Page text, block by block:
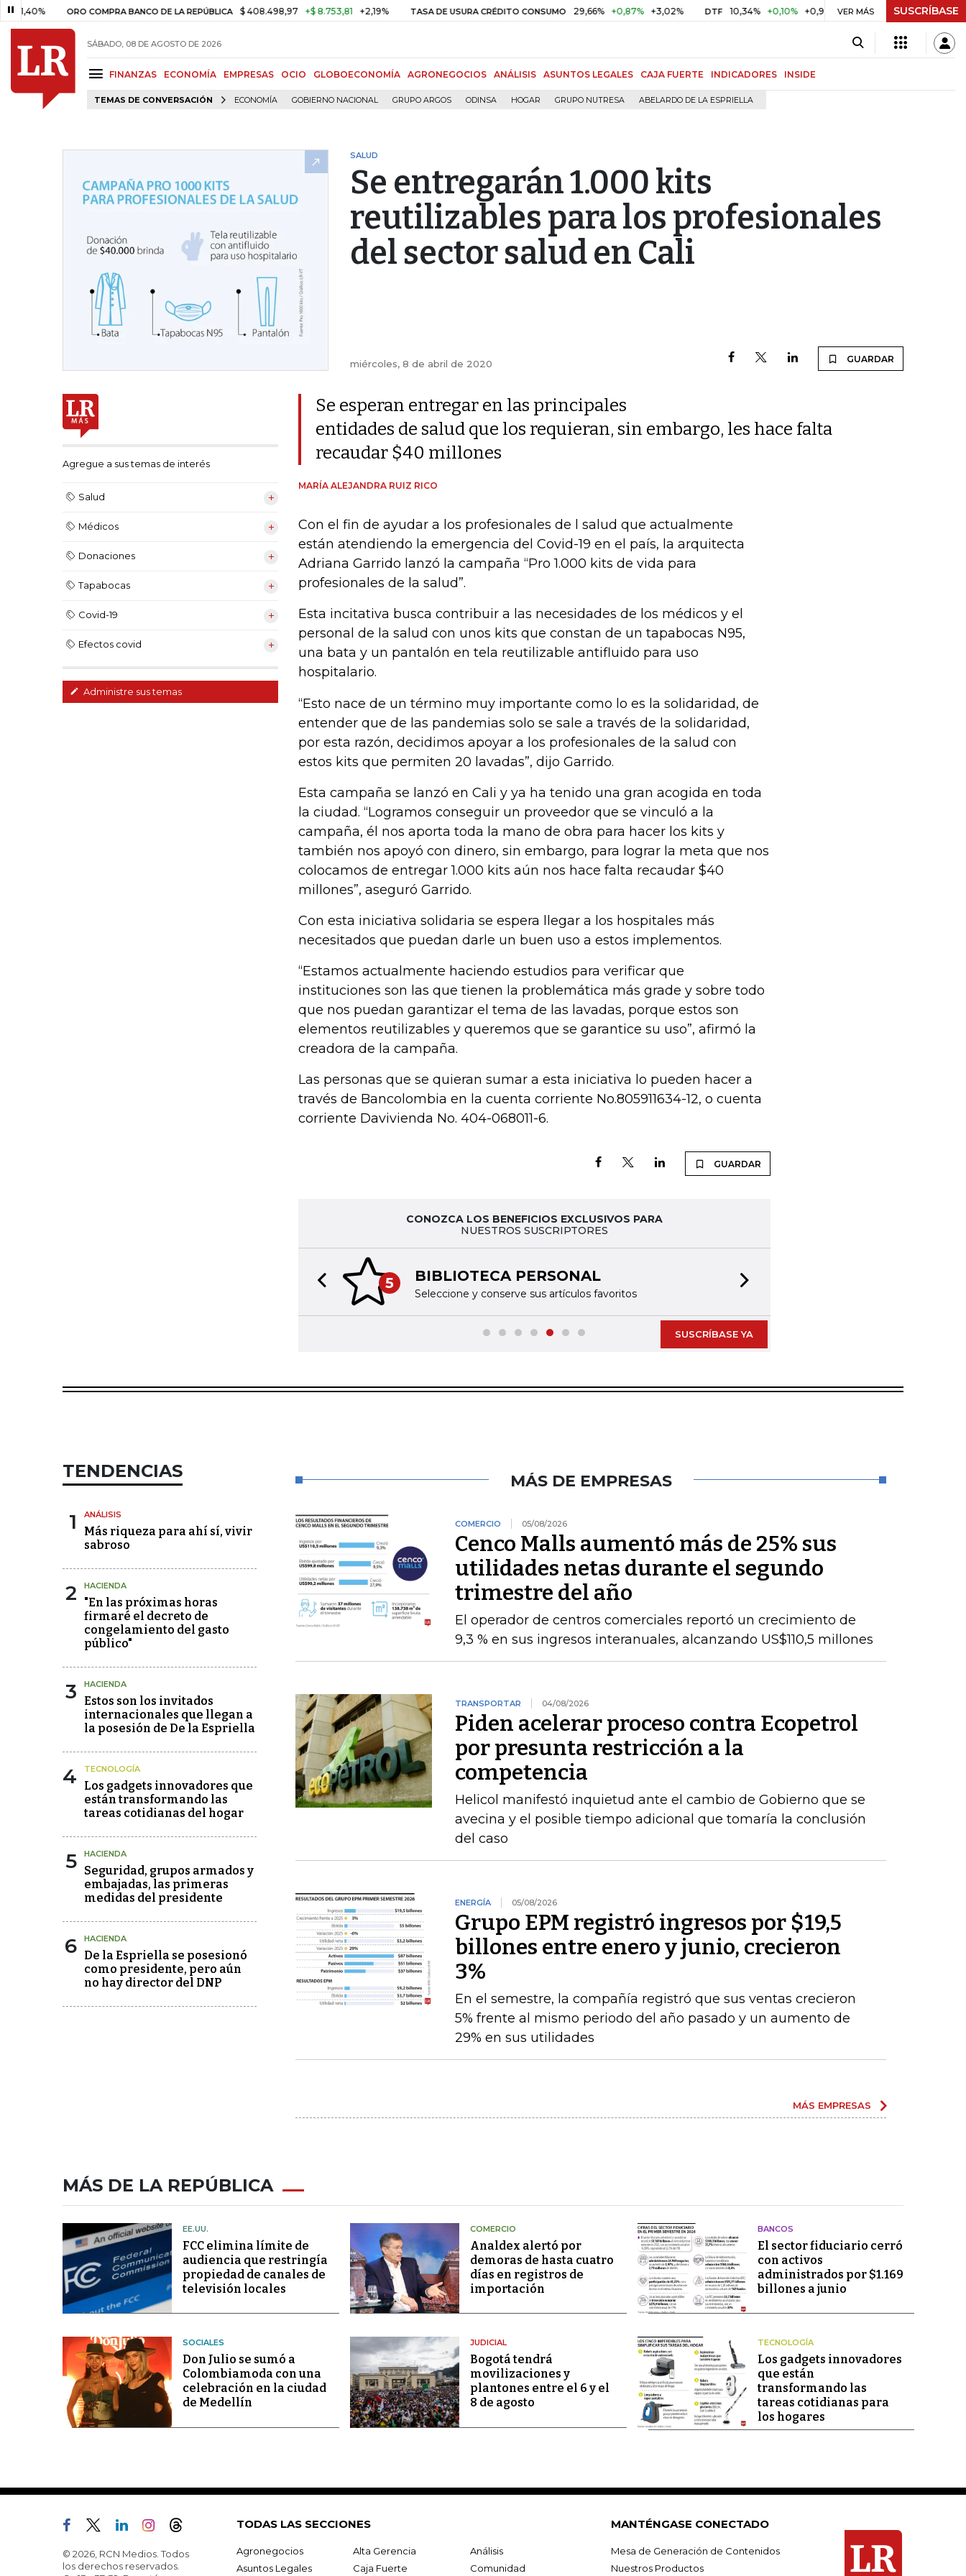
ORO COMPRA BANCO DE LA REPÚBLICA $ 408.498,97 +$ 8.753,81 +2,19% TASA DE USURA CRÉDITO CONSUMO 29,66% +0,87% +3,02% DTF 10,34% +0,10% +0,98% UVR $ 416,96 +$ 0,05 +0,01%
VER MÁS SUSCRÍBASE
SÁBADO, 08 DE AGOSTO DE 2026
FINANZAS ECONOMÍA EMPRESAS OCIO GLOBOECONOMÍA AGRONEGOCIOS ANÁLISIS ASUNTOS LEGALES CAJA FUERTE INDICADORES INSIDE
TEMAS DE CONVERSACIÓN ECONOMÍA GOBIERNO NACIONAL GRUPO ARGOS ODINSA HOGAR GRUPO NUTRESA ABELARDO DE LA ESPRIELLA
SALUD
Se entregarán 1.000 kits
reutilizables para los profesionales
del sector salud en Cali
miércoles, 8 de abril de 2020 GUARDAR
Agregue a sus temas de interés
Salud
Médicos
Donaciones
Tapabocas
Covid-19
Efectos covid
Administre sus temas
Se esperan entregar en las principales
entidades de salud que los requieran, sin embargo, les hace falta
recaudar $40 millones
MARÍA ALEJANDRA RUIZ RICO
Con el fin de ayudar a los profesionales de l salud que actualmente
están atendiendo la emergencia del Covid-19 en el país, la arquitecta
Adriana Garrido lanzó la campaña “Pro 1.000 kits de vida para
profesionales de la salud”.
Esta incitativa busca contribuir a las necesidades de los médicos y el
personal de la salud con unos kits que constan de un tapabocas N95,
una bata y un pantalón en tela reutilizable antifluido para uso
hospitalario.
“Esto nace de un término muy importante como lo es la solidaridad, de
entender que de las pandemias solo se sale a través de la solidaridad,
por esta razón, decidimos apoyar a los profesionales de la salud con
estos kits que permiten 20 lavadas”, dijo Garrido.
Esta campaña se lanzó en Cali y ya ha tenido una gran acogida en toda
la ciudad. “Logramos conseguir un proveedor que se vinculó a la
campaña, él nos aporta toda la mano de obra para hacer los kits y
también nos apoyó con dinero, sin embargo, para lograr la meta que nos
colocamos de entregar 1.000 kits aún nos hace falta recaudar $40
millones”, aseguró Garrido.
Con esta iniciativa solidaria se espera llegar a los hospitales más
necesitados que puedan darle un buen uso a estos implementos.
“Estamos actualmente haciendo estudios para verificar que
instituciones son las que tienen la problemática más grade y sobre todo
que nos puedan garantizar el tema de las lavadas, porque estos son
elementos reutilizables y queremos que se garantice su uso”, afirmó la
creadora de la campaña.
Las personas que se quieran sumar a esta iniciativa lo pueden hacer a
través de Bancolombia en la cuenta corriente No.805911634-12, o cuenta
corriente Davivienda No. 404-068011-6.
GUARDAR
CONOZCA LOS BENEFICIOS EXCLUSIVOS PARA
NUESTROS SUSCRIPTORES
5 BIBLIOTECA PERSONAL
Seleccione y conserve sus artículos favoritos
Previous slide
SUSCRÍBASE YA
TENDENCIAS
1 ANÁLISIS
Más riqueza para ahí sí, vivir
sabroso
2 HACIENDA
"En las próximas horas
firmaré el decreto de
congelamiento del gasto
público"
3 HACIENDA
Estos son los invitados
internacionales que llegan a
la posesión de De la Espriella
4 TECNOLOGÍA
Los gadgets innovadores que
están transformando las
tareas cotidianas del hogar
5 HACIENDA
Seguridad, grupos armados y
embajadas, las primeras
medidas del presidente
6 HACIENDA
De la Espriella se posesionó
como presidente, pero aún
no hay director del DNP
MÁS DE EMPRESAS
COMERCIO 05/08/2026
Cenco Malls aumentó más de 25% sus
utilidades netas durante el segundo
trimestre del año
El operador de centros comerciales reportó un crecimiento de
9,3 % en sus ingresos interanuales, alcanzando US$110,5 millones
TRANSPORTAR 04/08/2026
Piden acelerar proceso contra Ecopetrol
por presunta restricción a la
competencia
Helicol manifestó inquietud ante el cambio de Gobierno que se
avecina y el posible tiempo adicional que tomaría la conclusión
del caso
ENERGÍA 05/08/2026
Grupo EPM registró ingresos por $19,5
billones entre enero y junio, crecieron
3%
En el semestre, la compañía registró que sus ventas crecieron
5% frente al mismo periodo del año pasado y un aumento de
29% en sus utilidades
MÁS EMPRESAS
MÁS DE LA REPÚBLICA
EE.UU.
FCC elimina límite de
audiencia que restringía
propiedad de canales de
televisión locales
COMERCIO
Analdex alertó por
demoras de hasta cuatro
días en registros de
importación
BANCOS
El sector fiduciario cerró
con activos
administrados por $1.169
billones a junio
SOCIALES
Don Julio se sumó a
Colombiamoda con una
celebración en la ciudad
de Medellín
JUDICIAL
Bogotá tendrá
movilizaciones y
plantones entre el 6 y el
8 de agosto
TECNOLOGÍA
Los gadgets innovadores
que están
transformando las
tareas cotidianas para
los hogares
© 2026, RCN Medios. Todos
los derechos reservados.
TODAS LAS SECCIONES
Agronegocios Alta Gerencia
Análisis
Asuntos Legales
Caja Fuerte Comunidad
MANTÉNGASE CONECTADO
Mesa de Generación de Contenidos
Nuestros Productos